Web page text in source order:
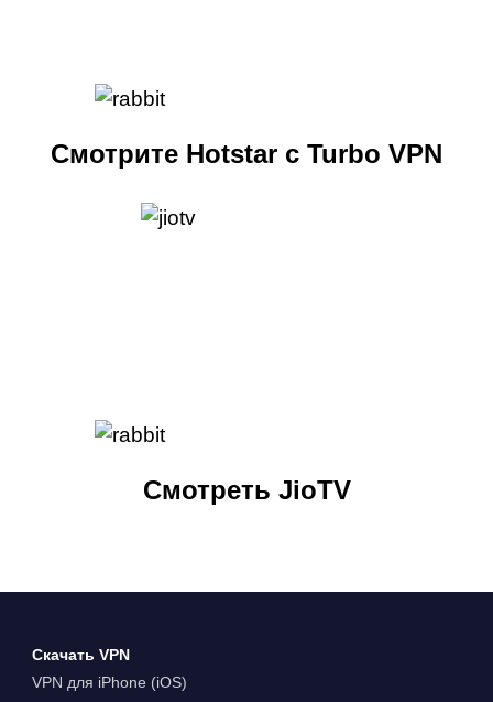
Смотрите Hotstar с Turbo VPN
Смотреть JioTV
Скачать VPN
VPN для iPhone (iOS)